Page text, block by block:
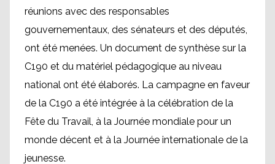
réunions avec des responsables
gouvernementaux, des sénateurs et des députés,
ont été menées. Un document de synthèse sur la
C190 et du matériel pédagogique au niveau
national ont été élaborés. La campagne en faveur
de la C190 a été intégrée à la célébration de la
Fête du Travail, à la Journée mondiale pour un
monde décent et à la Journée internationale de la
jeunesse.